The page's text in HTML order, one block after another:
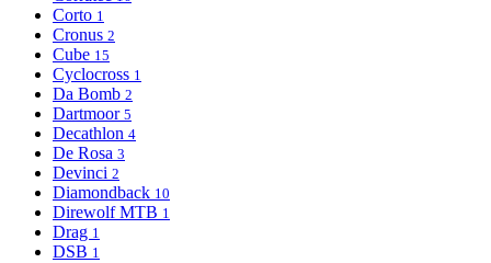
Corto 1
Cronus 2
Cube 15
Cyclocross 1
Da Bomb 2
Dartmoor 5
Decathlon 4
De Rosa 3
Devinci 2
Diamondback 10
Direwolf MTB 1
Drag 1
DSB 1